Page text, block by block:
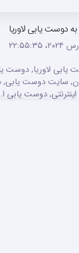
دوست یابی لاوریا
یابی لاوریا, دوست
سایت دوست
اینترنتی, دوست یابی